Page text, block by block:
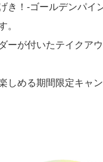
き！-ゴールデンパ
。
ーが付いたテイクア
しめる期間限定キャ